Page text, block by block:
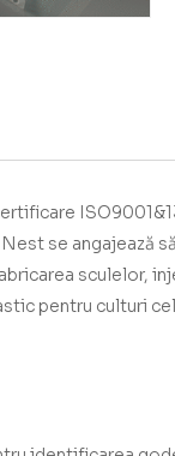
Nest se angajează
sculelor,
pentru culturi